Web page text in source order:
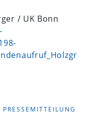
/ UK Bonn
PRESSEMITTEILUNG